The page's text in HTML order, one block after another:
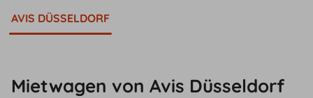
AVIS DÜSSELDORF
Mietwagen von Avis Düsseldorf